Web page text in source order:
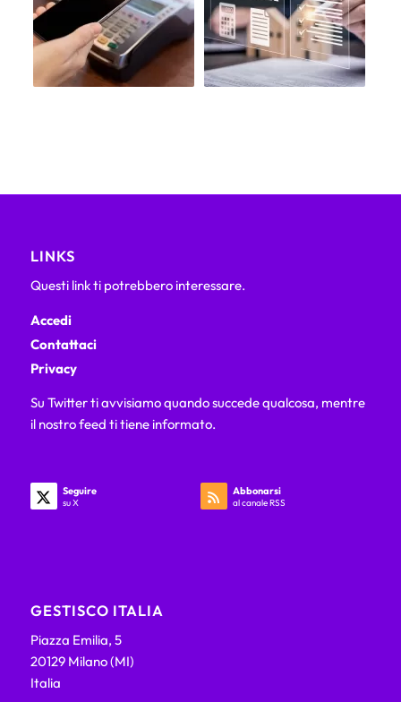
LINKS
Questi link ti potrebbero interessare.
Accedi
Contattaci
Privacy
Su Twitter ti avvisiamo quando succede qualcosa, mentre
il nostro feed ti tiene informato.
Seguire
su X
Abbonarsi
al canale RSS
GESTISCO ITALIA
Piazza Emilia, 5
20129 Milano (MI)
Italia